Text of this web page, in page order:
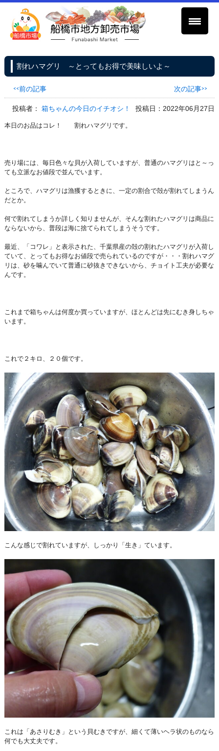
割れハマグリ ～とってもお得で美味しいよ～
<<前の記事 次の記事>>
投稿者：箱ちゃんの今日のイチオシ！ 投稿日：2022年06月27日
本日のお品はコレ！ 割れハマグリです。
売り場には、毎日色々な貝が入荷していますが、普通のハマグリはと～っ
ても立派なお値段で並んでいます。
ところで、ハマグリは漁獲するときに、一定の割合で殻が割れてしまうん
だとか。
何で割れてしまうか詳しく知りませんが、そんな割れたハマグリは商品に
ならないから、普段は海に捨てられてしまうそうです。
最近、「コワレ」と表示された、千葉県産の殻の割れたハマグリが入荷し
ていて、とってもお得なお値段で売られているのですが・・・割れハマグ
リは、砂を噛んでいて普通に砂抜きできないから、チョイト工夫が必要な
んです。
これまで箱ちゃんは何度か買っていますが、ほとんどは先にむき身しちゃ
います。
これで２キロ、２０個です。
こんな感じで割れていますが、しっかり「生き」ています。
これは「あさりむき」という貝むきですが、細くて薄いヘラ状のものなら
何でも大丈夫です。